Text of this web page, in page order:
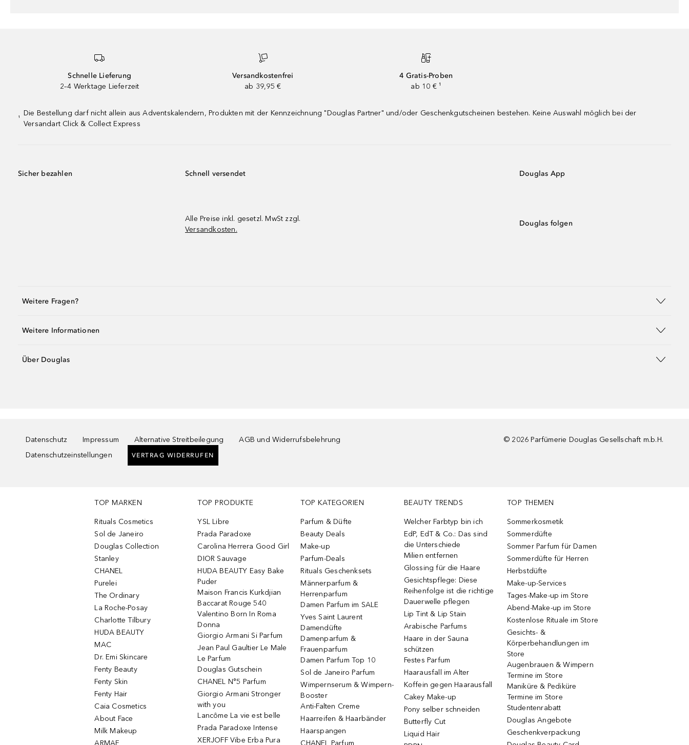
Schnelle Lieferung
2–4 Werktage Lieferzeit
Versandkostenfrei
ab 39,95 €
4 Gratis-Proben
ab 10 € ¹
¹
Die Bestellung darf nicht allein aus Adventskalendern, Produkten mit der Kennzeichnung "Douglas Partner" und/oder Geschenkgutscheinen bestehen. Keine Auswahl möglich bei der
Versandart Click & Collect Express
Sicher bezahlen Schnell versendet
Alle Preise inkl. gesetzl. MwSt zzgl.
Versandkosten.
Douglas App
Douglas folgen
Weitere Fragen?
Weitere Informationen
Über Douglas
Datenschutz Impressum Alternative Streitbeilegung
AGB und Widerrufsbelehrung
Datenschutzeinstellungen
VERTRAG WIDERRUFEN
© 2026 Parfümerie Douglas Gesellschaft m.b.H.
TOP MARKEN
Rituals Cosmetics
Sol de Janeiro
Douglas Collection
Stanley
CHANEL
Purelei
The Ordinary
La Roche-Posay
Charlotte Tilbury
HUDA BEAUTY
MAC
Dr. Emi Skincare
Fenty Beauty
Fenty Skin
Fenty Hair
Caia Cosmetics
About Face
Milk Makeup
ARMAF
TOP PRODUKTE
YSL Libre
Prada Paradoxe
Carolina Herrera Good Girl
DIOR Sauvage
HUDA BEAUTY Easy Bake
Puder
Maison Francis Kurkdjian
Baccarat Rouge 540
Valentino Born In Roma
Donna
Giorgio Armani Si Parfum
Jean Paul Gaultier Le Male
Le Parfum
Douglas Gutschein
CHANEL N°5 Parfum
Giorgio Armani Stronger
with you
Lancôme La vie est belle
Prada Paradoxe Intense
XERJOFF Vibe Erba Pura
TOP KATEGORIEN
Parfum & Düfte
Beauty Deals
Make-up
Parfum-Deals
Rituals Geschenksets
Männerparfum &
Herrenparfum
Damen Parfum im SALE
Yves Saint Laurent
Damendüfte
Damenparfum &
Frauenparfum
Damen Parfum Top 10
Sol de Janeiro Parfum
Wimpernserum & Wimpern-
Booster
Anti-Falten Creme
Haarreifen & Haarbänder
Haarspangen
CHANEL Parfum
BEAUTY TRENDS
Welcher Farbtyp bin ich
EdP, EdT & Co.: Das sind
die Unterschiede
Milien entfernen
Glossing für die Haare
Gesichtspflege: Diese
Reihenfolge ist die richtige
Dauerwelle pflegen
Lip Tint & Lip Stain
Arabische Parfums
Haare in der Sauna
schützen
Festes Parfum
Haarausfall im Alter
Koffein gegen Haarausfall
Cakey Make-up
Pony selber schneiden
Butterfly Cut
Liquid Hair
TOP THEMEN
Sommerkosmetik
Sommerdüfte
Sommer Parfum für Damen
Sommerdüfte für Herren
Herbstdüfte
Make-up-Services
Tages-Make-up im Store
Abend-Make-up im Store
Kostenlose Rituale im Store
Gesichts- &
Körperbehandlungen im
Store
Augenbrauen & Wimpern
Termine im Store
Maniküre & Pediküre
Termine im Store
Studentenrabatt
Douglas Angebote
Geschenkverpackung